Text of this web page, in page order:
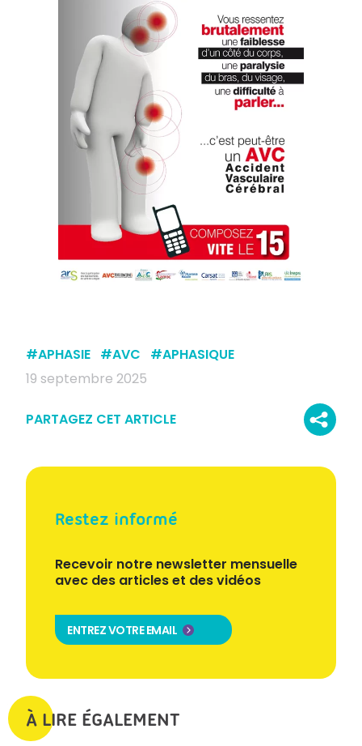
Restez informé
Recevoir notre newsletter mensuelle
avec des articles et des vidéos
ENTREZ VOTRE EMAIL
À LIRE ÉGALEMENT
#APHASIE #AVC #APHASIQUE
19 septembre 2025
PARTAGEZ CET ARTICLE